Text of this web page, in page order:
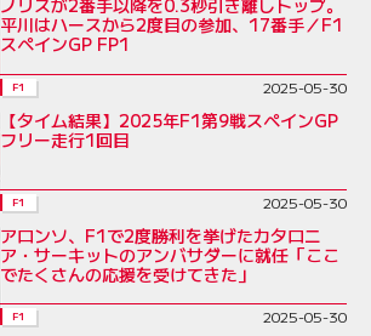
ノリスが2番手以降を0.3秒引き離しトップ。
平川はハースから2度目の参加、17番手／F1
スペインGP FP1
F1 2025-05-30
【タイム結果】2025年F1第9戦スペインGP
フリー走行1回目
F1 2025-05-30
アロンソ、F1で2度勝利を挙げたカタロニ
ア・サーキットのアンバサダーに就任「ここ
でたくさんの応援を受けてきた」
F1 2025-05-30